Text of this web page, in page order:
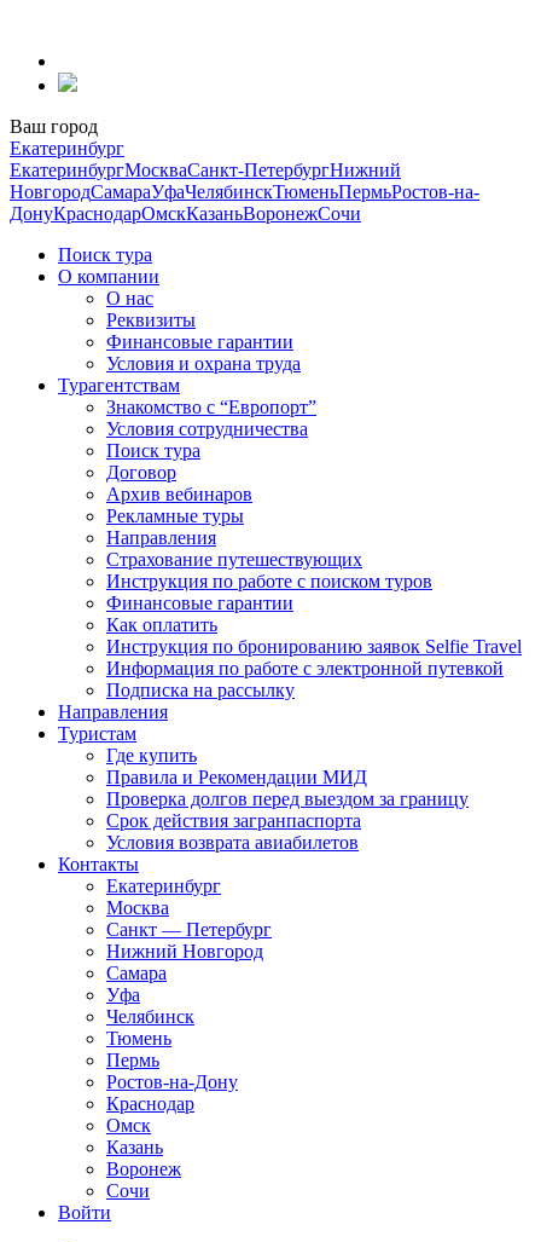
содержанию
Ваш город
Екатеринбург
ЕкатеринбургМоскваСанкт-ПетербургНижний
НовгородСамараУфаЧелябинскТюменьПермьРостов-на-
ДонуКраснодарОмскКазаньВоронежСочи
Поиск тура
О компании
О нас
Реквизиты
Финансовые гарантии
Условия и охрана труда
Турагентствам
Знакомство с “Европорт”
Условия сотрудничества
Поиск тура
Договор
Архив вебинаров
Рекламные туры
Направления
Страхование путешествующих
Инструкция по работе с поиском туров
Финансовые гарантии
Как оплатить
Инструкция по бронированию заявок Selfie Travel
Информация по работе с электронной путевкой
Подписка на рассылку
Направления
Туристам
Где купить
Правила и Рекомендации МИД
Проверка долгов перед выездом за границу
Срок действия загранпаспорта
Условия возврата авиабилетов
Контакты
Екатеринбург
Москва
Санкт — Петербург
Нижний Новгород
Самара
Уфа
Челябинск
Тюмень
Пермь
Ростов-на-Дону
Краснодар
Омск
Казань
Воронеж
Сочи
Войти